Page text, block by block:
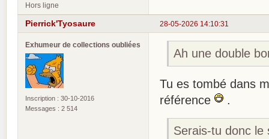
Hors ligne
28-05-2026 14:10:31
Pierrick'Tyosaure
Exhumeur de collections oubliées
Inscription : 30-10-2016
Messages : 2 514
Ah une double
Tu es tombé dans
référence
.
Serais-tu donc le